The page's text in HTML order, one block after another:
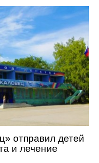
отправил детей
и лечение